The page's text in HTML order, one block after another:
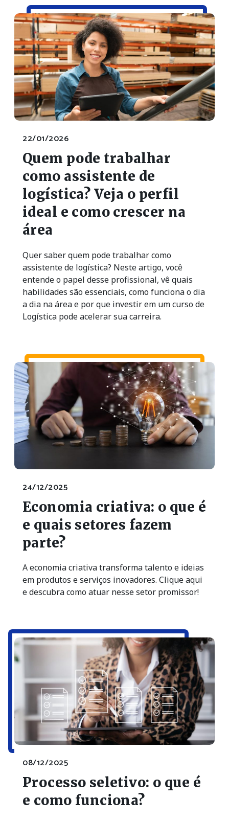
22/01/2026
Quem pode trabalhar
como assistente de
logística? Veja o perfil
ideal e como crescer na
área
Quer saber quem pode trabalhar como
assistente de logística? Neste artigo, você
entende o papel desse profissional, vê quais
habilidades são essenciais, como funciona o dia
a dia na área e por que investir em um curso de
Logística pode acelerar sua carreira.
24/12/2025
Economia criativa: o que é
e quais setores fazem
parte?
A economia criativa transforma talento e ideias
em produtos e serviços inovadores. Clique aqui
e descubra como atuar nesse setor promissor!
08/12/2025
Processo seletivo: o que é
e como funciona?